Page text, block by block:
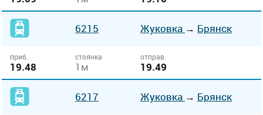
6215 Жуковка → Брянск
приб.
19.48
стоянка
1м
отправ.
19.49
6217 Жуковка → Брянск